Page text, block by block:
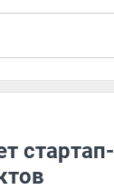
стартап-